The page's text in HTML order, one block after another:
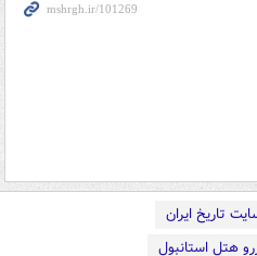
تاریخ ایران
هتل استانبول